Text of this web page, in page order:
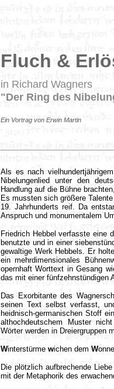
Fluch &
in Richard Wagners
"Der Ring des
Ein Vortrag von Erwin Martin
Als es nach
Nibelungenlied unter den
Handlung auf die Bühne
Es mussten sich größere
19. Jahrhunderts reif. Da
Anspruch und monumentalem
Friedrich Hebbel verfasste eine
benutzte und in einer
gewaltige Werk Hebbels. Er
ein mehrdimensionales
opernhaft Worttext in Gesang
das mit einer fünfzehnstündigen
Das Exorbitante des
seinen Text selbst verfasst,
heidnisch-germanischen Stoff
althochdeutschem Muster
Wörter werden in Dreiergruppen
Winterstürme wichen dem W
Die plötzlich aufbrechende
mit der Metaphorik des